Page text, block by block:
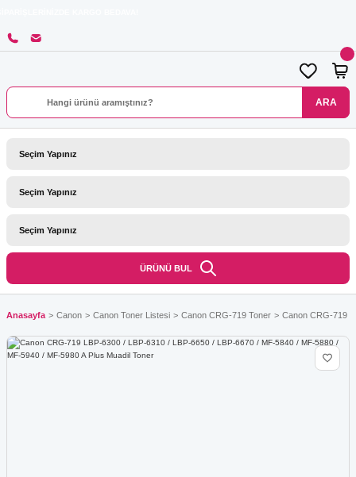
ARA
ÜRÜNÜ BUL
Anasayfa Canon Canon Toner Listesi Canon CRG-719 Toner Canon CRG-719